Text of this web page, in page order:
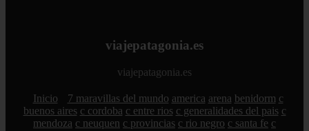
viajepatagonia.es
viajepatagonia.es
Inicio 7 maravillas del mundo america arena benidorm c
buenos aires c cordoba c entre rios c generalidades del pais c
mendoza c neuquen c provincias c rio negro c santa fe c